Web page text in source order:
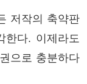
저작의 축약판
한다. 이제라도
으로 충분하다